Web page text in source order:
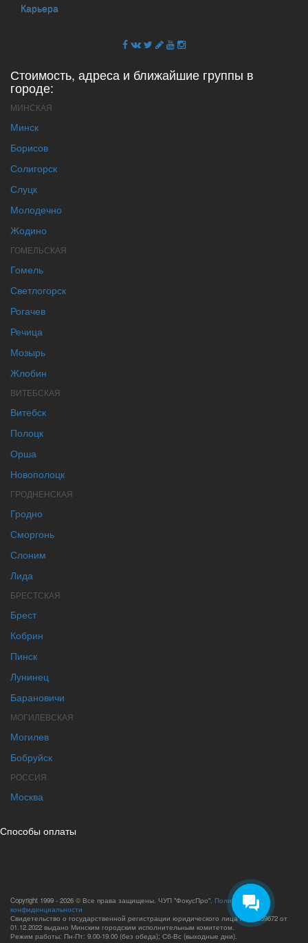
Карьера
Стоимость, адреса и ближайшие группы в
городе:
МИНСКАЯ
Минск
Борисов
Солигорск
Слуцк
Молодечно
Жодино
ГОМЕЛЬСКАЯ
Гомель
Светлогорск
Рогачев
Речица
Мозырь
Жлобин
ВИТЕБСКАЯ
Витебск
Полоцк
Орша
Новополоцк
ГРОДНЕНСКАЯ
Гродно
Сморгонь
Слоним
Лида
БРЕСТСКАЯ
Брест
Кобрин
Пинск
Лунинец
Барановичи
МОГИЛЕВСКАЯ
Могилев
Бобруйск
РОССИЯ
Москва
Способы оплаты
Copyright 1999 - 2026 © Все права защищены. ЧУП "ФокусПро". Политика
конфиденциальности
Свидетельство о государственной регистрации юридического лица №193659672 от
01.12.2022 выдано Минским городским исполнительным комитетом.
Режим работы: Пн-Пт: 9.00-19.00 (без обеда); Сб-Вс (выходные дни).